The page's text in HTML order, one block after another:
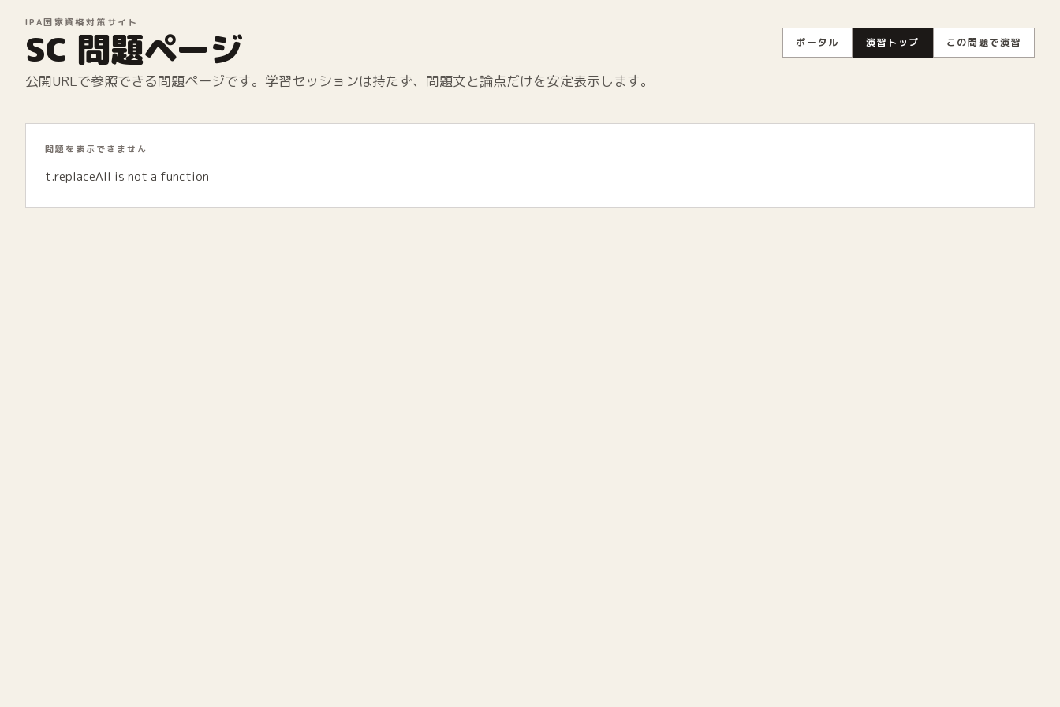
IPA国家資格対策サイト
SC 問題ページ ポータル 演習トップ この問題で演習
公開URLで参照できる問題ページです。学習セッションは持たず、問題文と論点だけを安定表示します。
問題を表示できません
t.replaceAll is not a function